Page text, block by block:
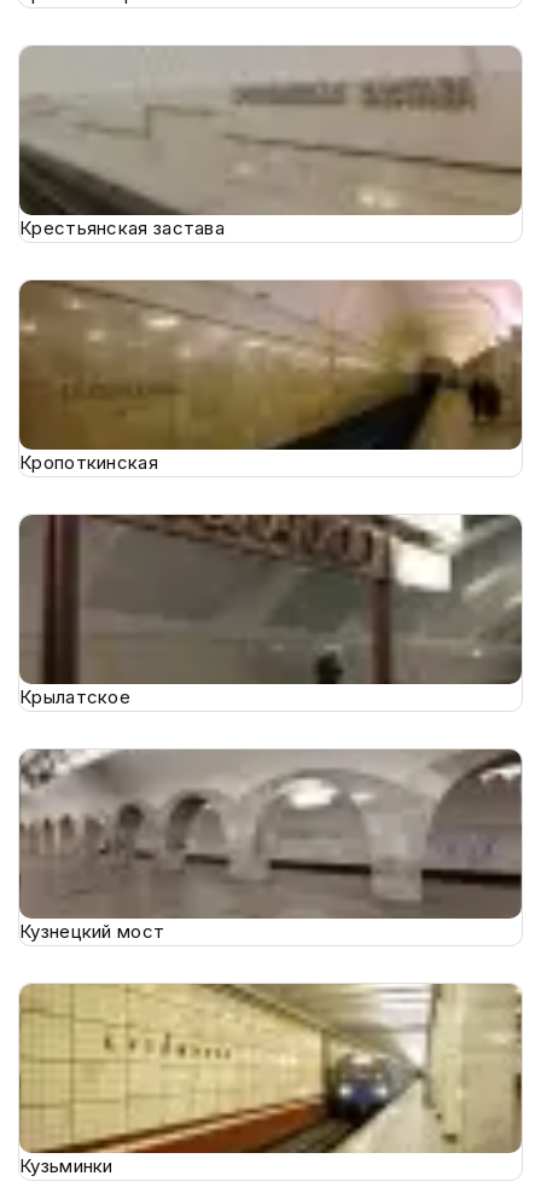
Крестьянская застава
Кропоткинская
Крылатское
Кузнецкий мост
Кузьминки